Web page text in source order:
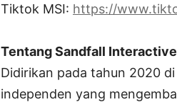
Tiktok MSI: https://
Tentang Sandfall Interactive
Didirikan pada tahun 2020
independen yang